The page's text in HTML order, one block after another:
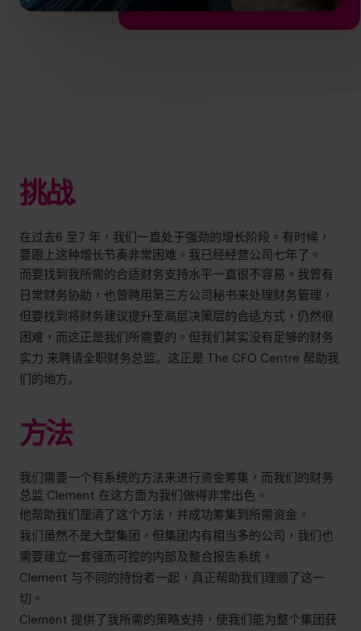
挑战.
在过去6 至7 年 ，我们一直处于强劲的增长阶段。有时候，
要跟上这种增长节奏非常困难。我已经经营公司七年了。
而要找到我所需的合适财务支持水平一直很不容易。我曾有
日常财务协助，也曾聘用第三方公司秘书来处理财务管理，
但要找到将财务建议提升至高层决策层的合适方式，仍然很
困难，而这正是我们所需要的。但我们其实没有足够的财务
实力 来聘请全职财务总监。这正是 The CFO Centre 帮助我
们的地方。
方法
我们需要一个有系统的方法来进行资金筹集，而我们的财务
总监 Clement 在这方面为我们做得非常出色。
他帮助我们厘清了这个方法，并成功筹集到所需资金。
我们虽然不是大型集团，但集团内有相当多的公司，我们也
需要建立一套强而可控的内部及整合报告系统。
Clement 与不同的持份者一起，真正帮助我们理顺了这一
切。
Clement 提供了我所需的策略支持，使我们能为整个集团获